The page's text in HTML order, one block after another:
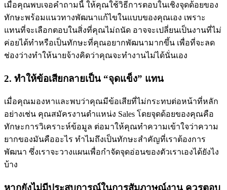
เมื่อคุณพบเจอคำถามนี้ ให้คุณใช้วิธีการตอบในเชิงจุดด้อยของ
ทักษะพร้อมแนวทางพัฒนาแก้ไขในแบบของคุณเอง เพราะ
แทนที่จะเลือกตอบในสิ่งที่คุณไม่ถนัด อาจจะเปลี่ยนเป็นงานที่ไม่
ค่อยได้ทำหรือเป็นทักษะที่คุณอยากพัฒนามากขึ้น เพื่อที่จะลด
ช่องว่างทำให้นายจ้างคิดว่าคุณจะทำงานไม่ได้นั่นเอง
2. ทำให้ข้อเสียกลายเป็น “จุดแข็ง” แทน
เมื่อคุณมองหาและพบว่าคุณมีข้อเสียที่ไม่กระทบต่อหน้าที่หลัก
อย่างเช่น คุณสมัครงานตำแหน่ง Sales โดยจุดด้อยของคุณคือ
ทักษะการวิเคราะห์ข้อมูล ต่อมาให้คุณทำความเข้าใจว่าความ
ยากของมันคืออะไร ทำไมถึงเป็นทักษะสำคัญที่เราต้องการ
พัฒนา ซึ่งเราจะวางแผนเพื่อกำจัดจุดอ่อนของตัวเราเองได้ยังไง
บ้าง
หากยังไม่มีประสบการณ์ในการสัมภาษณ์งาน ควรตอบ